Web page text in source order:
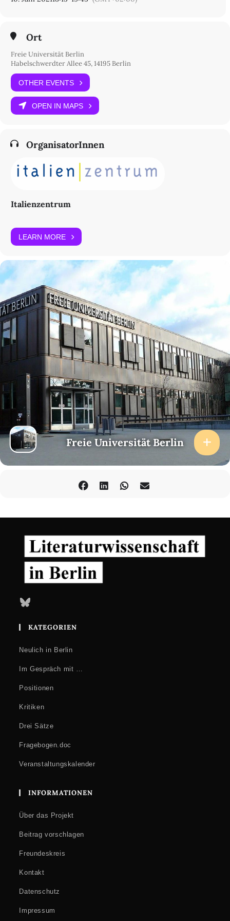
Ort
Freie Universität Berlin
Habelschwerdter Allee 45, 14195 Berlin
OTHER EVENTS
OPEN IN MAPS
OrganisatorInnen
Italienzentrum
LEARN MORE
Freie Universität Berlin
Bluesky
KATEGORIEN
Neulich in Berlin
Im Gespräch mit …
Positionen
Kritiken
Drei Sätze
Fragebogen.doc
Veranstaltungskalender
INFORMATIONEN
Über das Projekt
Beitrag vorschlagen
Freundeskreis
Kontakt
Datenschutz
Impressum